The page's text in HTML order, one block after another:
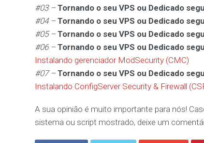
#03 – Tornando o seu VPS ou Dedicado
#04 – Tornando o seu VPS ou Dedicado
#05 – Tornando o seu VPS ou Dedicado
#06 – Tornando o seu VPS ou Dedicado
Instalando gerenciador ModSecurity (CMC)
#07 – Tornando o seu VPS ou Dedicado
Instalando ConfigServer Security & Firewall
A sua opinião é muito importante para nós!
sistema ou script mostrado, deixe um